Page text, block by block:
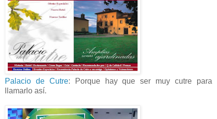
Palacio de Cutre: Porque hay que ser muy cutre para
llamarlo así.